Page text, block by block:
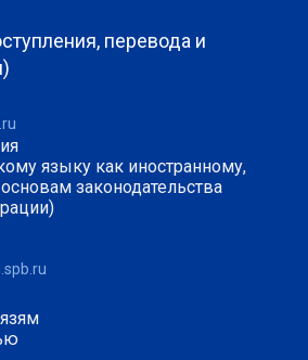
перевода и
языку как иностранному,
законодательства